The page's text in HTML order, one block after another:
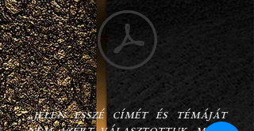
„Jelen esszé címét és témáját